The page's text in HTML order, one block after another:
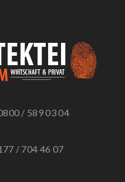
/ 589 03 04
/ 704 46 07